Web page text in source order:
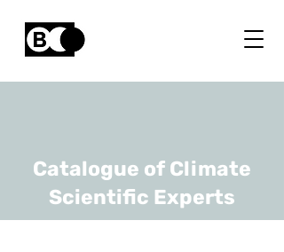
Catalogue of Climate
Scientific Experts